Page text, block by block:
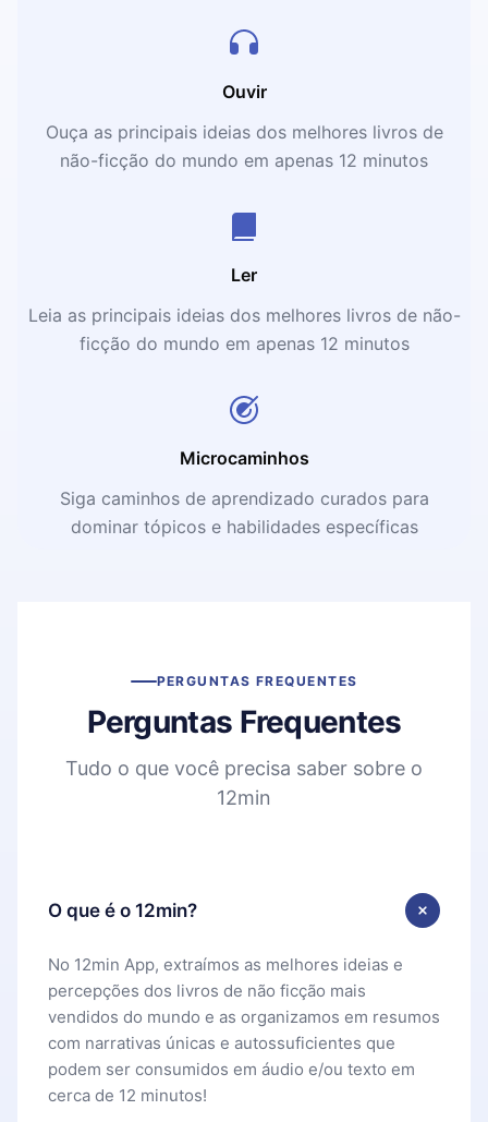
Ouvir
Ouça as principais ideias dos melhores livros de
não-ficção do mundo em apenas 12 minutos
Ler
Leia as principais ideias dos melhores livros de não-
ficção do mundo em apenas 12 minutos
Microcaminhos
Siga caminhos de aprendizado curados para
dominar tópicos e habilidades específicas
PERGUNTAS FREQUENTES
Perguntas Frequentes
Tudo o que você precisa saber sobre o
12min
O que é o 12min?
No 12min App, extraímos as melhores ideias e
percepções dos livros de não ficção mais
vendidos do mundo e as organizamos em resumos
com narrativas únicas e autossuficientes que
podem ser consumidos em áudio e/ou texto em
cerca de 12 minutos!